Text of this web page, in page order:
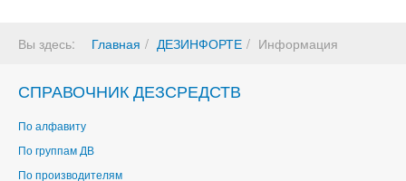
Вы здесь: Главная ДЕЗИНФОРТЕ Информация
СПРАВОЧНИК ДЕЗСРЕДСТВ
По алфавиту
По группам ДВ
По производителям